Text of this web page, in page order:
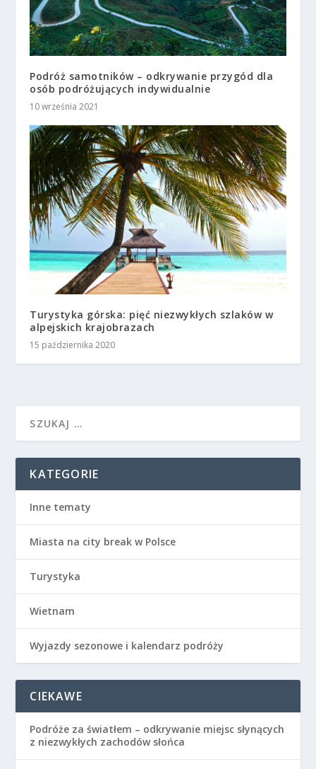
Podróż samotników – odkrywanie przygód dla
osób podróżujących indywidualnie
10 września 2021
Turystyka górska: pięć niezwykłych szlaków w
alpejskich krajobrazach
15 października 2020
KATEGORIE
Inne tematy
Miasta na city break w Polsce
Turystyka
Wietnam
Wyjazdy sezonowe i kalendarz podróży
CIEKAWE
Podróże za światłem – odkrywanie miejsc słynących
z niezwykłych zachodów słońca